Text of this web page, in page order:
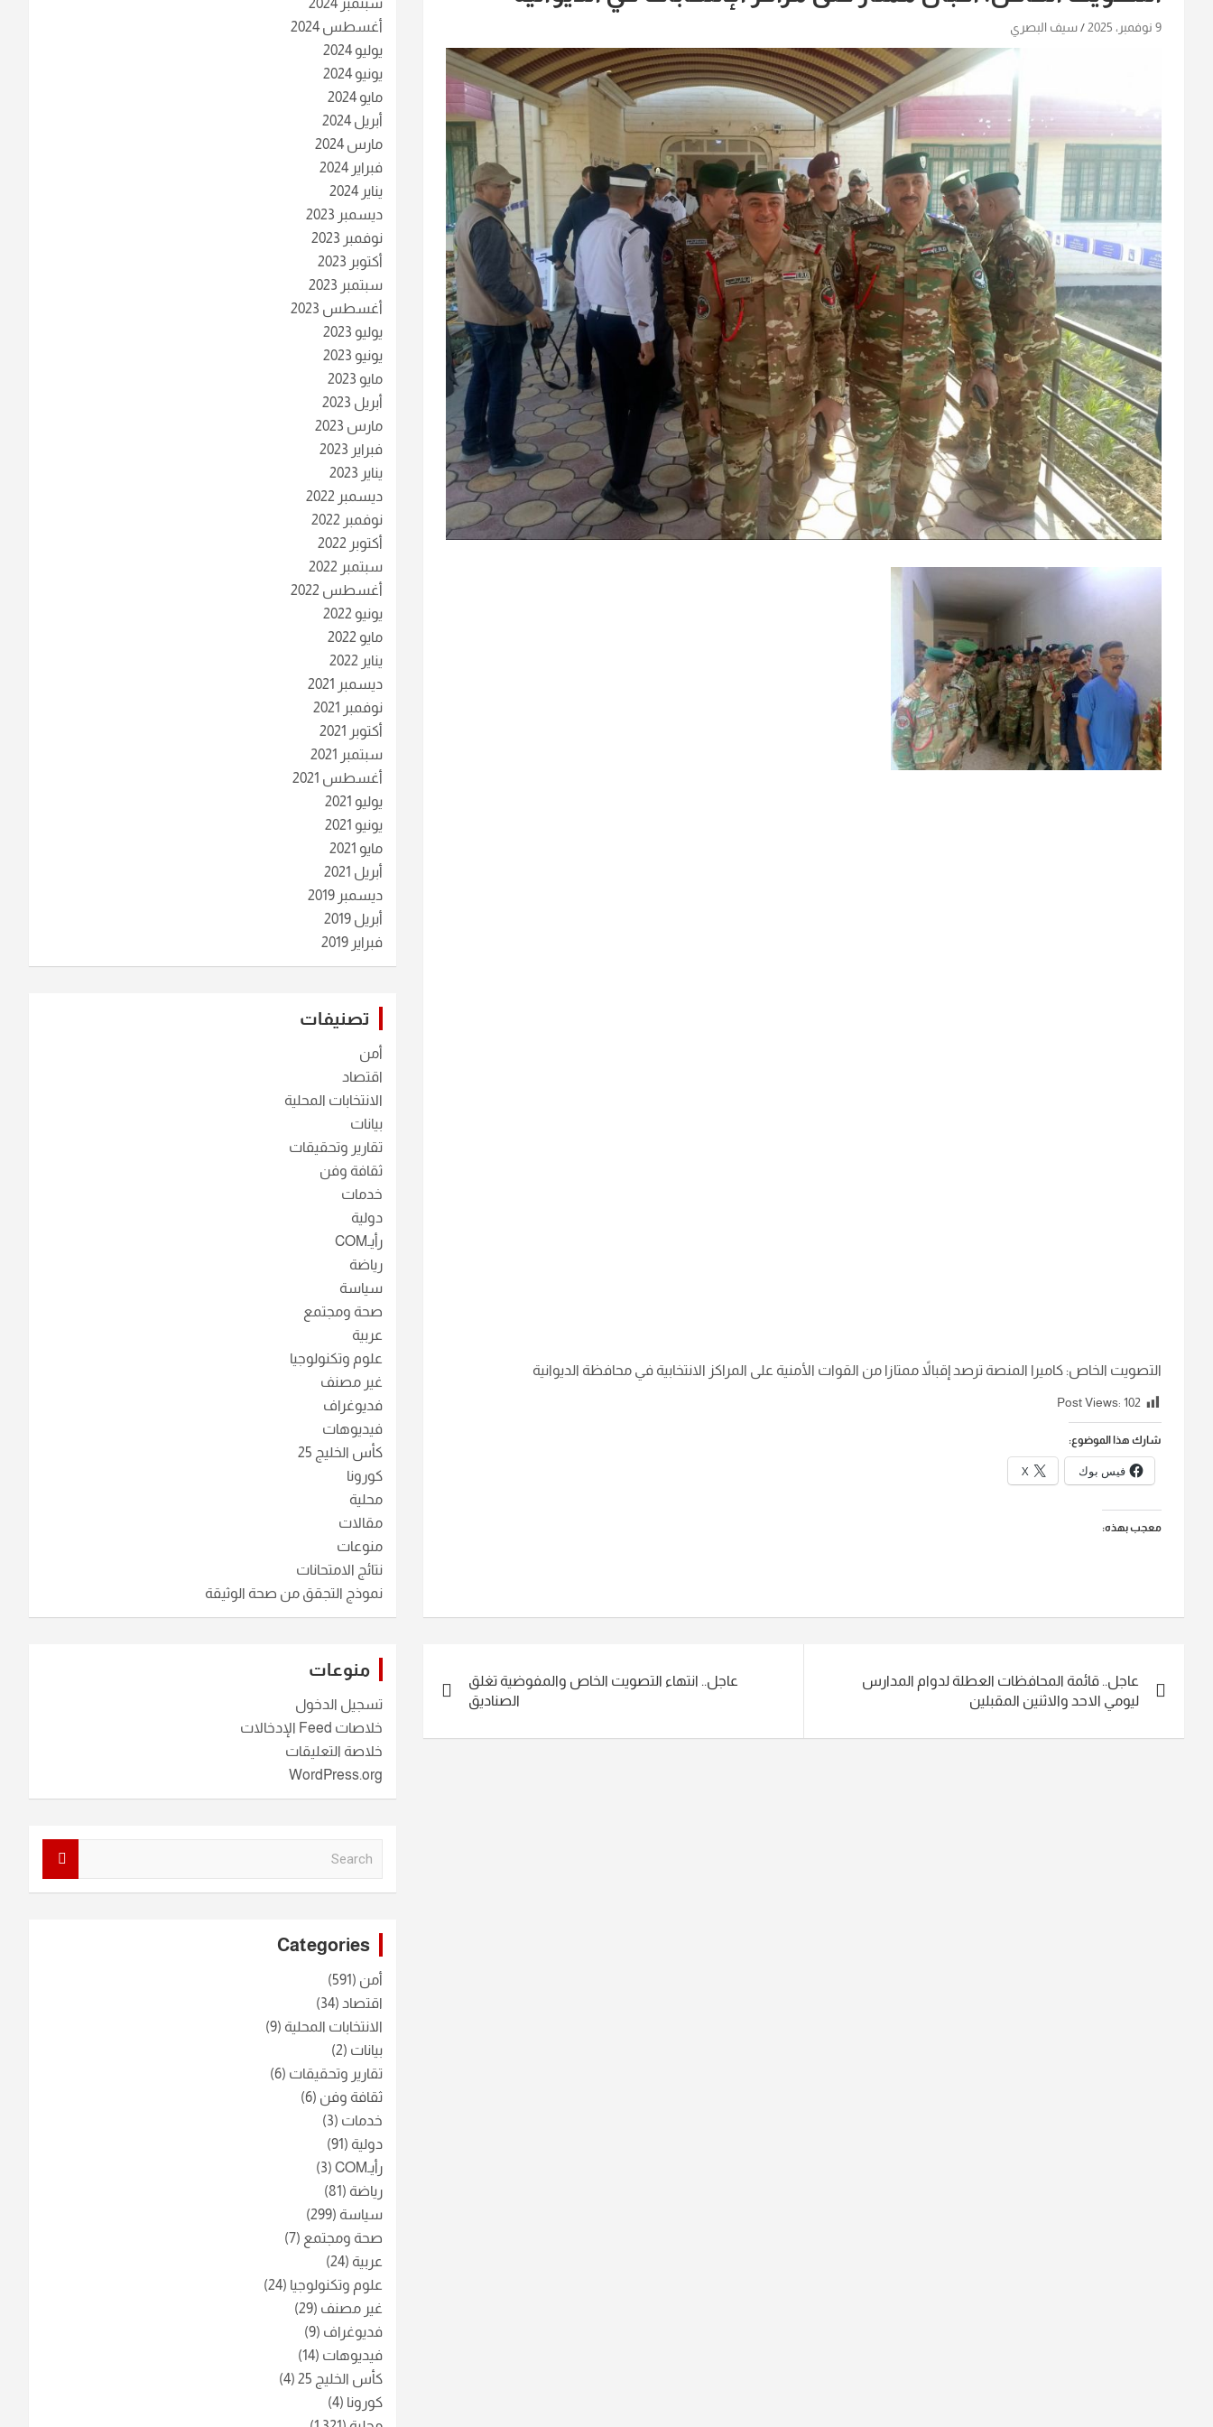
9 نوفمبر، 2025 سيف البصري
التصويت الخاص: كاميرا المنصة ترصد إقبالاً ممتازا من القوات الأمنية على المراكز الانتخابية في محافظة الديوانية
Post Views: 102
شارك هذا الموضوع:
فيس بوك X
معجب بهذه:
المقالات
عاجل.. قائمة المحافظات العطلة لدوام المدارس
ليومي الاحد والاثنين المقبلين
عاجل.. انتهاء التصويت الخاص والمفوضية تغلق
الصناديق
أغسطس 2024
يوليو 2024
يونيو 2024
مايو 2024
أبريل 2024
مارس 2024
فبراير 2024
يناير 2024
ديسمبر 2023
نوفمبر 2023
أكتوبر 2023
سبتمبر 2023
أغسطس 2023
يوليو 2023
يونيو 2023
مايو 2023
أبريل 2023
مارس 2023
فبراير 2023
يناير 2023
ديسمبر 2022
نوفمبر 2022
أكتوبر 2022
سبتمبر 2022
أغسطس 2022
يونيو 2022
مايو 2022
يناير 2022
ديسمبر 2021
نوفمبر 2021
أكتوبر 2021
سبتمبر 2021
أغسطس 2021
يوليو 2021
يونيو 2021
مايو 2021
أبريل 2021
ديسمبر 2019
أبريل 2019
فبراير 2019
تصنيفات
أمن
اقتصاد
الانتخابات المحلية
بيانات
تقارير وتحقيقات
ثقافة وفن
خدمات
دولية
رأيـCOM
رياضة
سياسة
صحة ومجتمع
عربية
علوم وتكنولوجيا
غير مصنف
فديوغراف
فيديوهات
كأس الخليج 25
كورونا
محلية
مقالات
منوعات
نتائج الامتحانات
نموذج التجقق من صحة الوثيقة
منوعات
تسجيل الدخول
خلاصات Feed الإدخالات
خلاصة التعليقات
WordPress.org
Categories
أمن (591)
اقتصاد (34)
الانتخابات المحلية (9)
بيانات (2)
تقارير وتحقيقات (6)
ثقافة وفن (6)
خدمات (3)
دولية (91)
رأيـCOM
(3)
رياضة (81)
سياسة (299)
صحة ومجتمع (7)
عربية (24)
علوم وتكنولوجيا (24)
غير مصنف (29)
فديوغراف (9)
فيديوهات (14)
كأس الخليج 25
(4)
كورونا (4)